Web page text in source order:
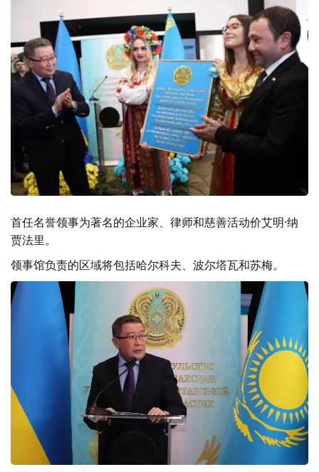
首任名誉领事为著名的企业家、律师和慈善活动价艾明·纳
贾法里。
领事馆负责的区域将包括哈尔科夫、波尔塔瓦和苏梅。